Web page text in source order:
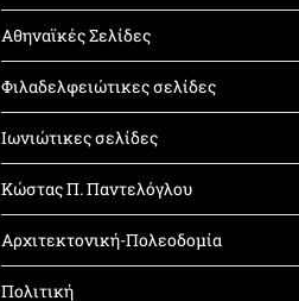
Αθηναϊκές Σελίδες
Φιλαδελφειώτικες σελίδες
Ιωνιώτικες σελίδες
Κώστας Π. Παντελόγλου
Αρχιτεκτονική-Πολεοδομία
Πολιτική